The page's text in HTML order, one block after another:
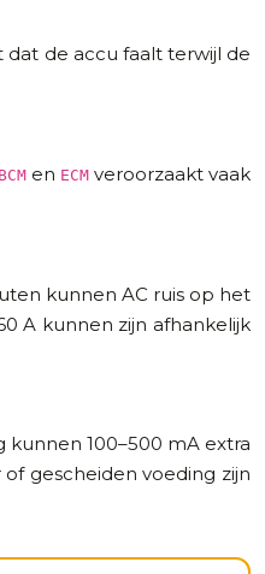
de accu faalt terwijl de
BCM en ECM veroorzaakt vaak
kunnen AC ruis op het
A kunnen zijn afhankelijk
100–500 mA extra
gescheiden voeding zijn